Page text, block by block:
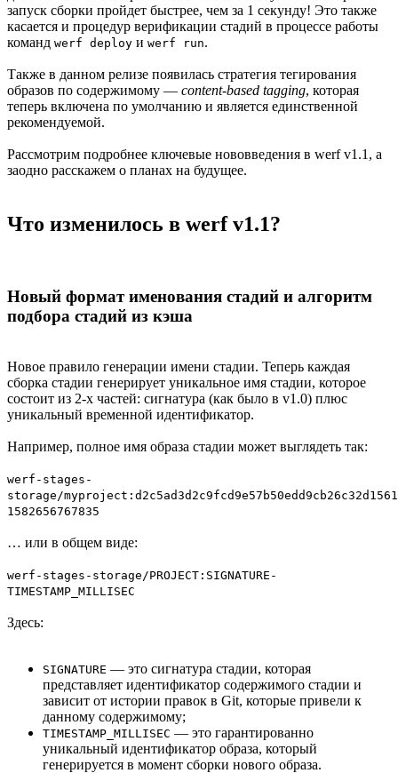
запуск сборки пройдет быстрее, чем за 1 секунду! Это также
касается и процедур верификации стадий в процессе работы
команд werf deploy и werf run.
Также в данном релизе появилась стратегия тегирования
образов по содержимому — content-based tagging, которая
теперь включена по умолчанию и является единственной
рекомендуемой.
Рассмотрим подробнее ключевые нововведения в werf v1.1, а
заодно расскажем о планах на будущее.
Что изменилось в werf v1.1?
Новый формат именования стадий и алгоритм
подбора стадий из кэша
Новое правило генерации имени стадии. Теперь каждая
сборка стадии генерирует уникальное имя стадии, которое
состоит из 2-х частей: сигнатура (как было в v1.0) плюс
уникальный временной идентификатор.
Например, полное имя образа стадии может выглядеть так:
werf-stages-
storage/
1582656767835
… или в общем виде:
werf-stages-storage/PROJECT:SIGNATURE-
TIMESTAMP_MILLISEC
Здесь:
SIGNATURE — это сигнатура стадии, которая
представляет идентификатор содержимого стадии и
зависит от истории правок в Git, которые привели к
данному содержимому;
TIMESTAMP_MILLISEC — это гарантированно
уникальный идентификатор образа, который
генерируется в момент сборки нового образа.